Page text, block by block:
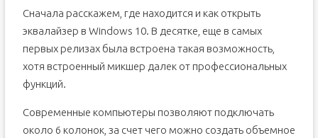
Equalizer APO - Эквалайзер
Эквалайзер для Windows 10 - Realtek HD Audio Manager
Эквалайзер для Windows 10 Скачать
Что такое эквалайзер и для чего он нужен
Сначала расскажем, где находится и как открыть
эквалайзер в Windows 10. В десятке, еще в самых
первых релизах была встроена такая возможность,
хотя встроенный микшер далек от профессиональных
функций.
Современные компьютеры позволяют подключать
около 6 колонок, за счет чего можно создать объемное